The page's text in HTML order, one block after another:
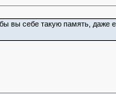
вы себе такую память, даже